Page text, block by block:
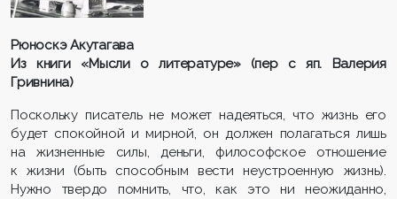
Рюноскэ Акутагава
Из книги «Мысли о литературе» (пер с яп. Валерия
Гривнина)
Поскольку писатель не может надеяться, что жизнь его
будет спокойной и мирной, он должен полагаться лишь
на жизненные силы, деньги, философское отношение
к жизни (быть способным вести неустроенную жизнь).
Нужно твердо помнить, что, как это ни неожиданно,